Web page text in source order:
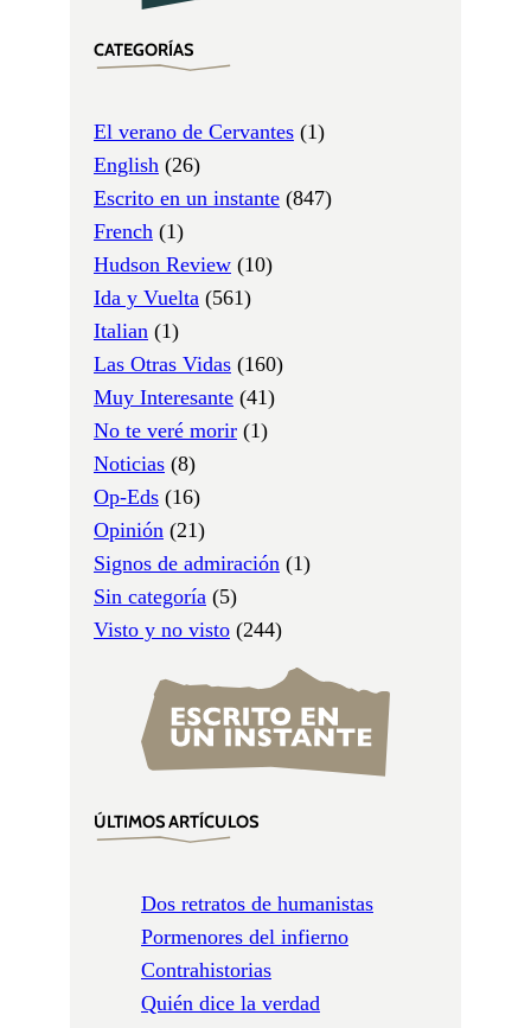
CATEGORÍAS
El verano de Cervantes (1)
English (26)
Escrito en un instante (847)
French (1)
Hudson Review (10)
Ida y Vuelta (561)
Italian (1)
Las Otras Vidas (160)
Muy Interesante (41)
No te veré morir (1)
Noticias (8)
Op-Eds (16)
Opinión (21)
Signos de admiración (1)
Sin categoría (5)
Visto y no visto (244)
ÚLTIMOS ARTÍCULOS
Dos retratos de humanistas
Pormenores del infierno
Contrahistorias
Quién dice la verdad